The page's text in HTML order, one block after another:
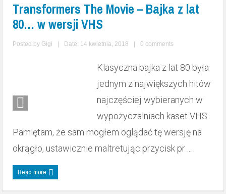
Diablo | PODCAST 04 Styropianowy samolot | PODCAST 03
Wstęp – o czym będzie podcast? | PODCAST 01
Transformers The Movie – Bajka z lat
80… w wersji VHS
Posted by Gigi Date: 14 kwietnia, 2018 0 comments
Klasyczna bajka z lat 80 była
jednym z największych hitów
najczęściej wybieranych w
wypożyczalniach kaset VHS.
Pamiętam, że sam mogłem oglądać tę wersję na
okrągło, ustawicznie maltretując przycisk pr ...
Read more